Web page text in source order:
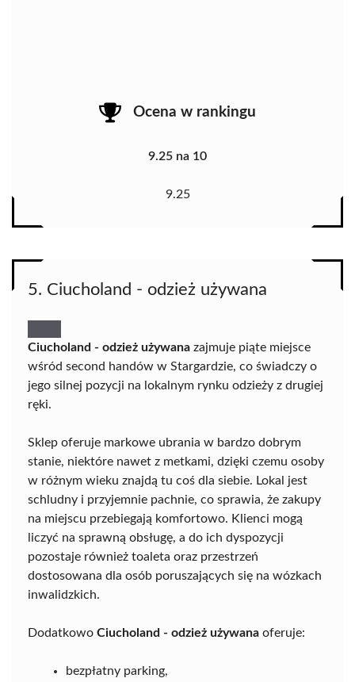
Ocena w rankingu
9.25 na 10
9.25
5. Ciucholand - odzież używana
Ciucholand - odzież używana zajmuje piąte miejsce
wśród second handów w Stargardzie, co świadczy o
jego silnej pozycji na lokalnym rynku odzieży z drugiej
ręki.
Sklep oferuje markowe ubrania w bardzo dobrym
stanie, niektóre nawet z metkami, dzięki czemu osoby
w różnym wieku znajdą tu coś dla siebie. Lokal jest
schludny i przyjemnie pachnie, co sprawia, że zakupy
na miejscu przebiegają komfortowo. Klienci mogą
liczyć na sprawną obsługę, a do ich dyspozycji
pozostaje również toaleta oraz przestrzeń
dostosowana dla osób poruszających się na wózkach
inwalidzkich.
Dodatkowo Ciucholand - odzież używana oferuje:
bezpłatny parking,